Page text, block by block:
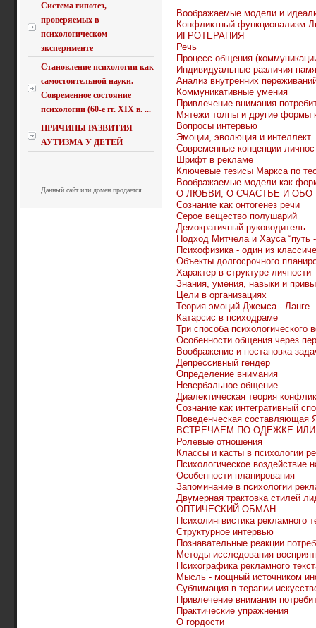
Система гипотез,
проверяемых в
психологическом
эксперименте
Становление психологии как
самостоятельной науки.
Современное состояние
психологии (60-е гг. XIX в. ...
ПРИЧИНЫ РАЗВИТИЯ
АУТИЗМА У ДЕТЕЙ
Данный сайт или домен продается
Воображаемые модели и
Конфликтный функционализм
ИГРОТЕРАПИЯ
Речь
Процесс общения
Индивидуальные различия
Анализ внутренних
Коммуникативные умения
Привлечение внимания
Мятежи толпы и другие формы
Вопросы интервью
Эмоции, эволюция и интеллект
Современные концепции
Шрифт в рекламе
Ключевые тезисы Маркса по
Воображаемые модели как
О ЛЮБВИ, О СЧАСТЬЕ И
Сознание как онтогенез речи
Серое вещество полушарий
Демократичный руководитель
Подход Митчела и Хауса “путь
Психофизика - один из
Объекты долгосрочного
Характер в структуре личности
Знания, умения, навыки и
Цели в организациях
Теория эмоций Джемса - Ланге
Катарсис в психодраме
Три способа психологического
Особенности общения через
Воображение и постановка
Депрессивный гендер
Определение внимания
Невербальное общение
Диалектическая теория
Сознание как интегративный
Поведенческая составляющая
ВСТРЕЧАЕМ ПО ОДЕЖКЕ
Ролевые отношения
Классы и касты в психологии
Психологическое воздействие
Особенности планирования
Запоминание в психологии
Двумерная трактовка стилей
ОПТИЧЕСКИЙ ОБМАН
Психолингвистика рекламного
Структурное интервью
Познавательные реакции
Методы исследования
Психографика рекламного
Мысль - мощный источником
Сублимация в терапии
Привлечение внимания
Практические упражнения
О гордости